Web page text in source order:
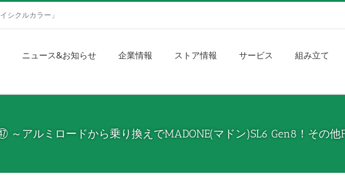
シクルカラー」
ニュース&お知らせ 企業情報 ストア情報 サービス 組み立て
～アルミロードから乗り換えでMADONE(マドン)SL6 Gen8！その他